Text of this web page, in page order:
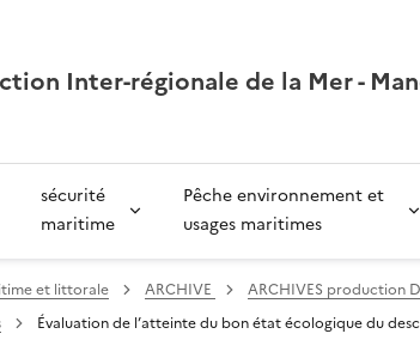
Inter-régionale de la Mer -
sécurité
maritime
Pêche environnement et
usages maritimes
et littorale ARCHIVE ARCHIVES production
Évaluation de l’atteinte du bon état écologique du